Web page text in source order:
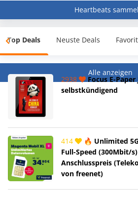
Heartbeats
Top Deals Neuste Deals
Alle anzeigen
2938
Focus E-
selbstkündigend
414
🔥 Unlimited
Full-Speed (300Mbit/
Anschlusspreis
von freenet)